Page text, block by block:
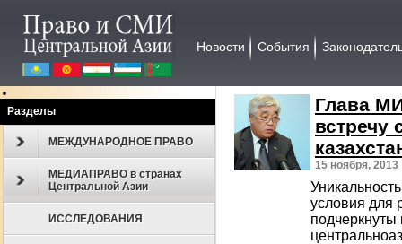
Новости События
Разделы
МЕЖДУНАРОДНОЕ ПРАВО
МЕДИАПРАВО в странах
Центральной Азии
ИССЛЕДОВАНИЯ
Глава
встречу
15 ноября, 2013
условия для
подчеркнуты